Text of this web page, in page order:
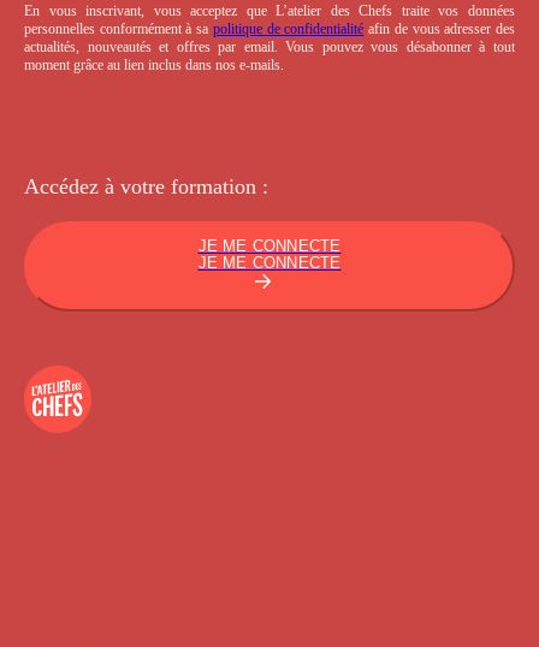
En vous inscrivant, vous acceptez que L’atelier des Chefs traite vos données
personnelles conformément à sa politique de confidentialité afin de vous adresser des
actualités, nouveautés et offres par email. Vous pouvez vous désabonner à tout
moment grâce au lien inclus dans nos e-mails.
Accédez à votre formation :
JE ME CONNECTE
JE ME CONNECTE